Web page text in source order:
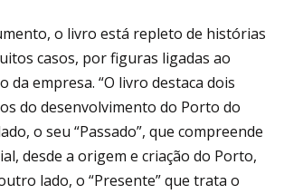
o livro está repleto de histórias
casos, por figuras ligadas ao
da empresa. “O livro destaca dois
do desenvolvimento do Porto do
o seu “Passado”, que compreende
desde a origem e criação do Porto,
lado, o “Presente” que trata o